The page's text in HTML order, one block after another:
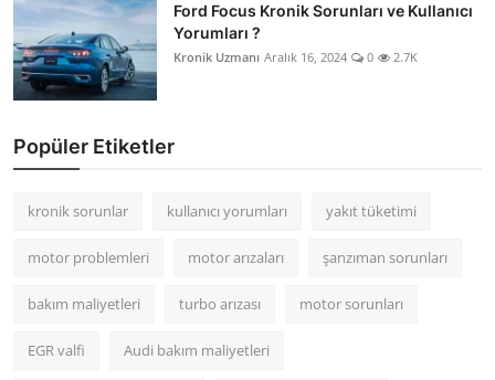
Ford Focus Kronik Sorunları ve Kullanıcı
Yorumları ?
Kronik Uzmanı Aralık 16, 2024 0 2.7K
Popüler Etiketler
kronik sorunlar kullanıcı yorumları yakıt tüketimi
motor problemleri motor arızaları şanzıman sorunları
bakım maliyetleri turbo arızası motor sorunları
EGR valfi Audi bakım maliyetleri